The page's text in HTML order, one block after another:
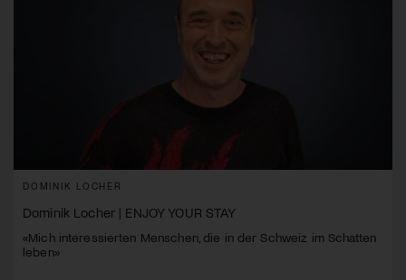
DOMINIK LOCHER
Dominik Locher | ENJOY YOUR STAY
«Mich interessierten Menschen, die in der Schweiz im Schatten
leben»